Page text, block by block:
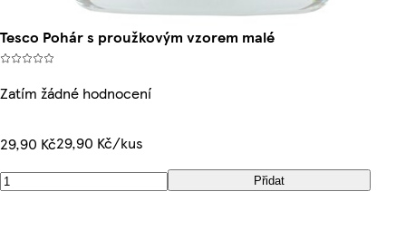
Tesco Pohár s proužkovým vzorem malé
Zatím žádné hodnocení
29,90 Kč29,90 Kč/kus
Přidat